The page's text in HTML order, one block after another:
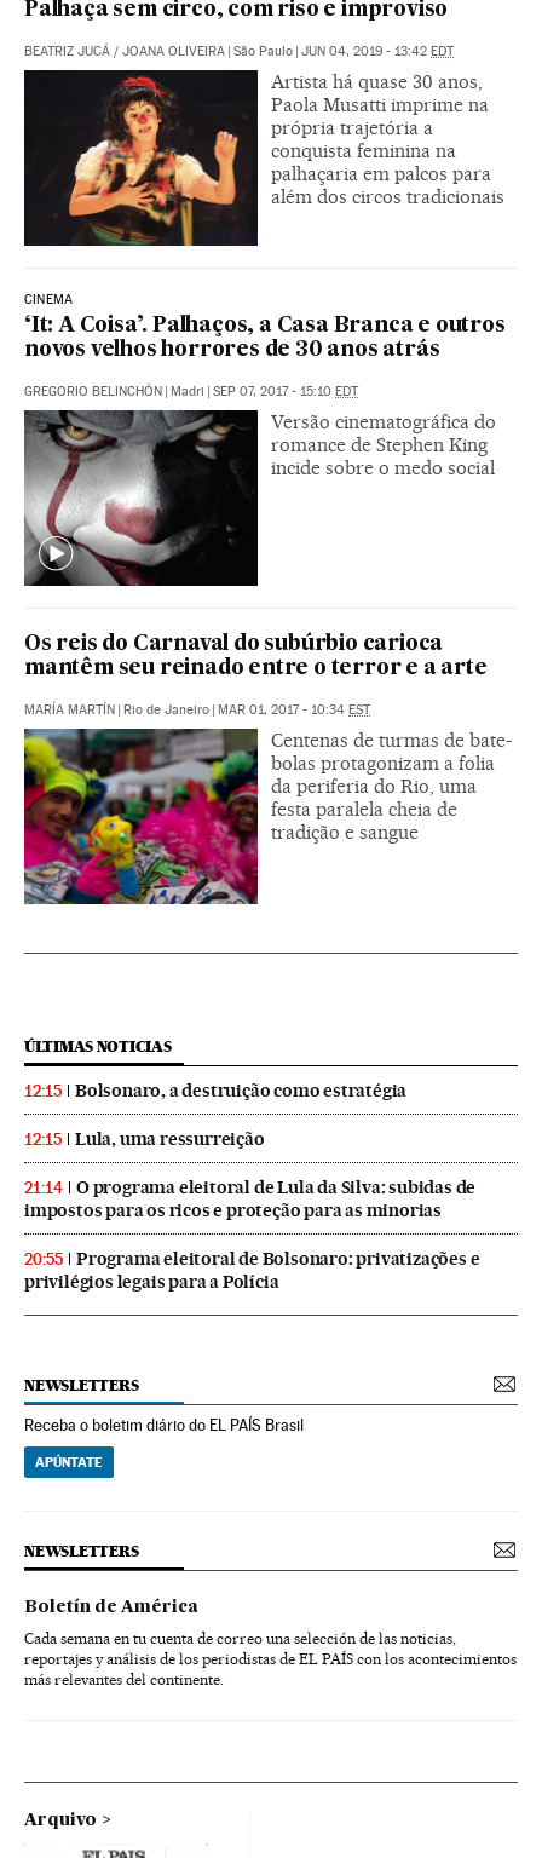
Palhaça sem circo, com riso e improviso
BEATRIZ JUCÁ / JOANA OLIVEIRA São Paulo JUN 04, 2019 - 13:42 EDT
Artista há quase 30 anos,
Paola Musatti imprime na
própria trajetória a
conquista feminina na
palhaçaria em palcos para
além dos circos tradicionais
CINEMA
‘It: A Coisa’. Palhaços, a Casa Branca e outros
novos velhos horrores de 30 anos atrás
GREGORIO BELINCHÓN Madri SEP 07, 2017 - 15:10 EDT
Versão cinematográfica do
romance de Stephen King
incide sobre o medo social
Os reis do Carnaval do subúrbio carioca
mantêm seu reinado entre o terror e a arte
MARÍA MARTÍN Rio de Janeiro MAR 01, 2017 - 10:34 EST
Centenas de turmas de bate-
bolas protagonizam a folia
da periferia do Rio, uma
festa paralela cheia de
tradição e sangue
ÚLTIMAS NOTICIAS
12:15 Bolsonaro, a destruição como estratégia
12:15 Lula, uma ressurreição
21:14
O programa eleitoral de Lula da Silva: subidas de
impostos para os ricos e proteção para as minorias
20:55
Programa eleitoral de Bolsonaro: privatizações e
privilégios legais para a Polícia
NEWSLETTERS
Receba o boletim diário do EL PAÍS Brasil
APÚNTATE
NEWSLETTERS
Boletín de América
Cada semana en tu cuenta de correo una selección de las noticias,
reportajes y análisis de los periodistas de EL PAÍS con los acontecimientos
más relevantes del continente.
Arquivo